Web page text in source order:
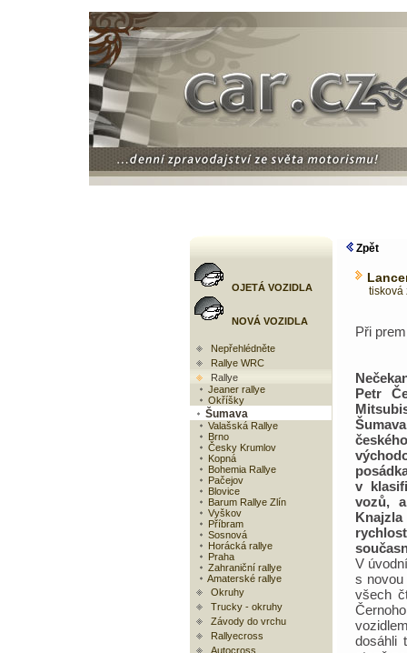
OJETÁ VOZIDLA
NOVÁ VOZIDLA
Nepřehlédněte
Rallye WRC
Rallye
Jeaner rallye
Okříšky
Šumava
Valašská Rallye
Brno
Česky Krumlov
Kopná
Bohemia Rallye
Pačejov
Blovice
Barum Rallye Zlín
Vyškov
Příbram
Sosnová
Horácká rallye
Praha
Zahraniční rallye
Amaterské rallye
Okruhy
Trucky - okruhy
Závody do vrchu
Rallyecross
Autocross
Zpět
tisková
Při
Petr
v
vozů,
V
s novou
všech
dosáhli